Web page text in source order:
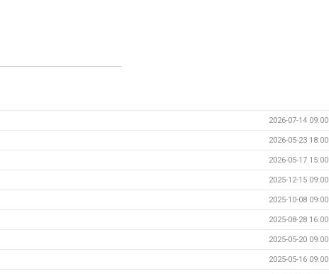
2026-07-14 09:00
2026-05-23 18:00
2026-05-17 15:00
2025-12-15 09:00
2025-10-08 09:00
2025-08-28 16:00
2025-05-20 09:00
2025-05-16 09:00